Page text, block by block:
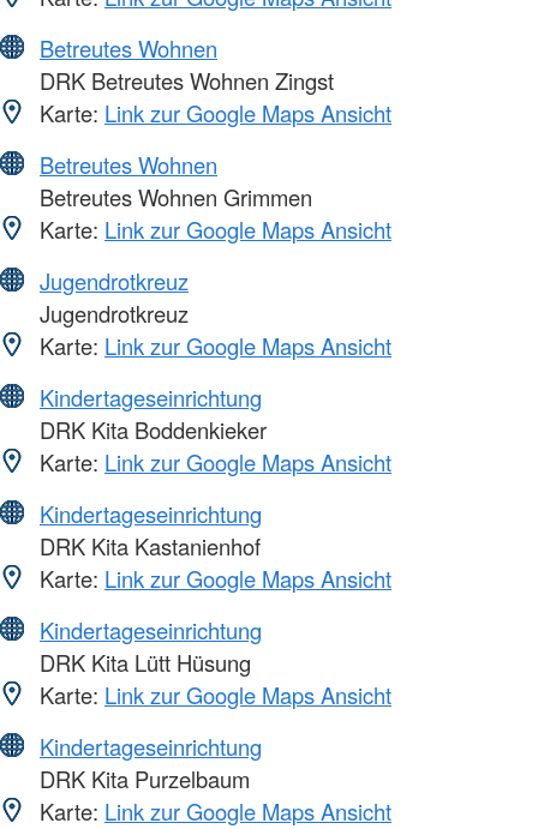
Betreutes Wohnen
DRK Betreutes Wohnen Zingst
Karte: Link zur Google Maps Ansicht
Betreutes Wohnen
Betreutes Wohnen Grimmen
Karte: Link zur Google Maps Ansicht
Jugendrotkreuz
Jugendrotkreuz
Karte: Link zur Google Maps Ansicht
Kindertageseinrichtung
DRK Kita Boddenkieker
Karte: Link zur Google Maps Ansicht
Kindertageseinrichtung
DRK Kita Kastanienhof
Karte: Link zur Google Maps Ansicht
Kindertageseinrichtung
DRK Kita Lütt Hüsung
Karte: Link zur Google Maps Ansicht
Kindertageseinrichtung
DRK Kita Purzelbaum
Karte: Link zur Google Maps Ansicht